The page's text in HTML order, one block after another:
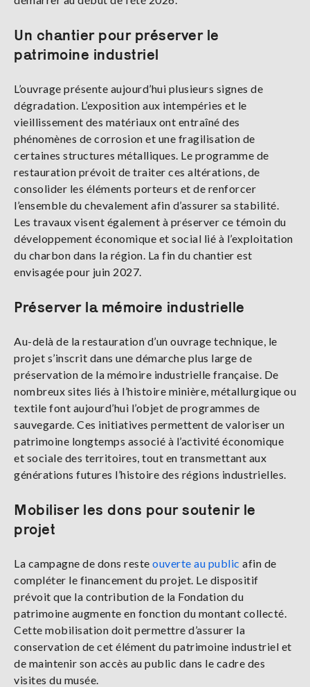
Un chantier pour préserver le
patrimoine industriel
L’ouvrage présente aujourd’hui plusieurs signes de
dégradation. L’exposition aux intempéries et le
vieillissement des matériaux ont entraîné des
phénomènes de corrosion et une fragilisation de
certaines structures métalliques. Le programme de
restauration prévoit de traiter ces altérations, de
consolider les éléments porteurs et de renforcer
l’ensemble du chevalement afin d’assurer sa stabilité.
Les travaux visent également à préserver ce témoin du
développement économique et social lié à l’exploitation
du charbon dans la région. La fin du chantier est
envisagée pour juin 2027.
Préserver la mémoire industrielle
Au-delà de la restauration d’un ouvrage technique, le
projet s’inscrit dans une démarche plus large de
préservation de la mémoire industrielle française. De
nombreux sites liés à l’histoire minière, métallurgique ou
textile font aujourd’hui l’objet de programmes de
sauvegarde. Ces initiatives permettent de valoriser un
patrimoine longtemps associé à l’activité économique
et sociale des territoires, tout en transmettant aux
générations futures l’histoire des régions industrielles.
Mobiliser les dons pour soutenir le
projet
La campagne de dons reste ouverte au public afin de
compléter le financement du projet. Le dispositif
prévoit que la contribution de la Fondation du
patrimoine augmente en fonction du montant collecté.
Cette mobilisation doit permettre d’assurer la
conservation de cet élément du patrimoine industriel et
de maintenir son accès au public dans le cadre des
visites du musée.